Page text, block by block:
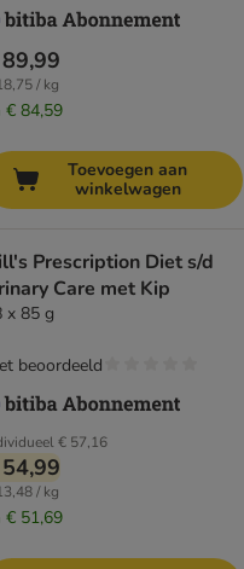
/ kg
€ 84,59
Toevoegen aan
winkelwagen
Prescription Diet s/d
Care met Kip
x 85 g
€ 57,16
/ kg
€ 51,69
beoordeeld